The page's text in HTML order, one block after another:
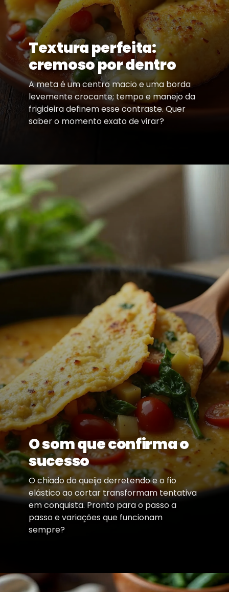
Textura perfeita:
cremoso por dentro
A meta é um centro macio e uma borda
levemente crocante; tempo e manejo da
frigideira definem esse contraste. Quer
saber o momento exato de virar?
O som que confirma o
sucesso
O chiado do queijo derretendo e o fio
elástico ao cortar transformam tentativa
em conquista. Pronto para o passo a
passo e variações que funcionam
sempre?